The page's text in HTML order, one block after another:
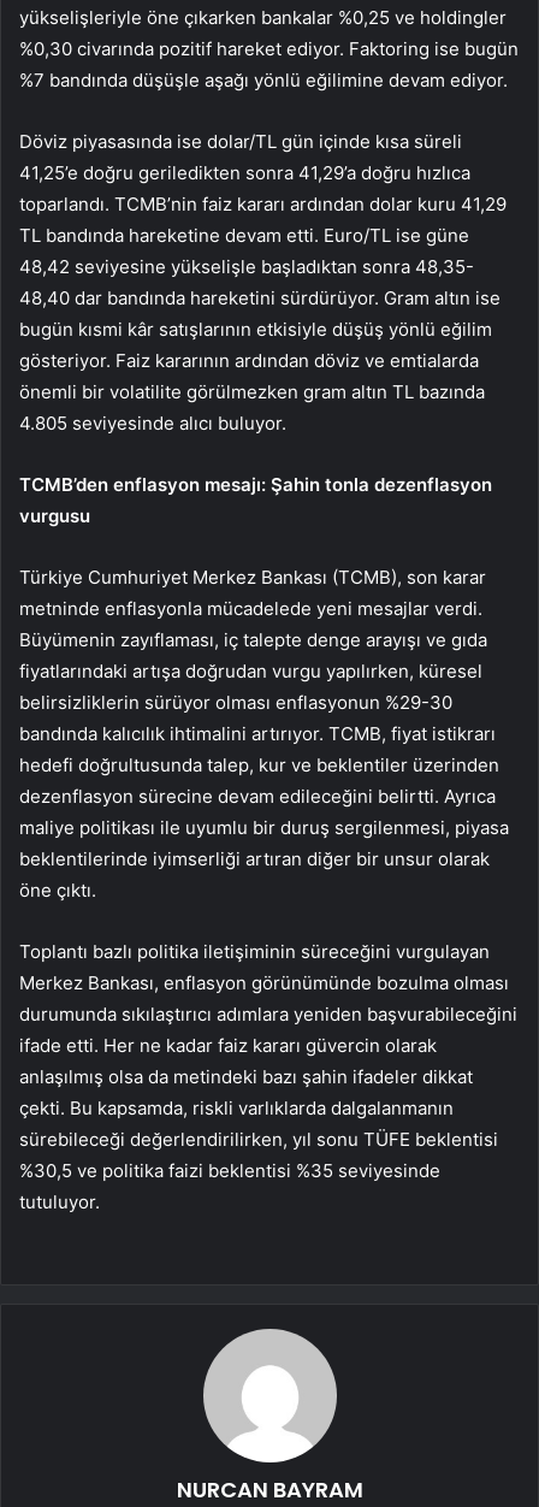
yükselişleriyle öne çıkarken bankalar %0,25 ve holdingler
%0,30 civarında pozitif hareket ediyor. Faktoring ise bugün
%7 bandında düşüşle aşağı yönlü eğilimine devam ediyor.
Döviz piyasasında ise dolar/TL gün içinde kısa süreli
41,25’e doğru geriledikten sonra 41,29’a doğru hızlıca
toparlandı. TCMB’nin faiz kararı ardından dolar kuru 41,29
TL bandında hareketine devam etti. Euro/TL ise güne
48,42 seviyesine yükselişle başladıktan sonra 48,35-
48,40 dar bandında hareketini sürdürüyor. Gram altın ise
bugün kısmi kâr satışlarının etkisiyle düşüş yönlü eğilim
gösteriyor. Faiz kararının ardından döviz ve emtialarda
önemli bir volatilite görülmezken gram altın TL bazında
4.805 seviyesinde alıcı buluyor.
TCMB’den enflasyon mesajı: Şahin tonla dezenflasyon
vurgusu
Türkiye Cumhuriyet Merkez Bankası (TCMB), son karar
metninde enflasyonla mücadelede yeni mesajlar verdi.
Büyümenin zayıflaması, iç talepte denge arayışı ve gıda
fiyatlarındaki artışa doğrudan vurgu yapılırken, küresel
belirsizliklerin sürüyor olması enflasyonun %29-30
bandında kalıcılık ihtimalini artırıyor. TCMB, fiyat istikrarı
hedefi doğrultusunda talep, kur ve beklentiler üzerinden
dezenflasyon sürecine devam edileceğini belirtti. Ayrıca
maliye politikası ile uyumlu bir duruş sergilenmesi, piyasa
beklentilerinde iyimserliği artıran diğer bir unsur olarak
öne çıktı.
Toplantı bazlı politika iletişiminin süreceğini vurgulayan
Merkez Bankası, enflasyon görünümünde bozulma olması
durumunda sıkılaştırıcı adımlara yeniden başvurabileceğini
ifade etti. Her ne kadar faiz kararı güvercin olarak
anlaşılmış olsa da metindeki bazı şahin ifadeler dikkat
çekti. Bu kapsamda, riskli varlıklarda dalgalanmanın
sürebileceği değerlendirilirken, yıl sonu TÜFE beklentisi
%30,5 ve politika faizi beklentisi %35 seviyesinde
tutuluyor.
NURCAN BAYRAM